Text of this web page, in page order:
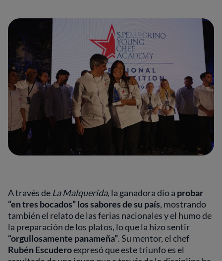
A través de La Malquerida, la ganadora dio a probar
“en tres bocados” los sabores de su país, mostrando
también el relato de las ferias nacionales y el humo de
la preparación de los platos, lo que la hizo sentir
“orgullosamente panameña”. Su mentor, el chef
Rubén Escuderoexpresó que este triunfo es el